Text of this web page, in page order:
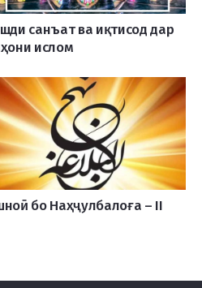
санъат ва иқтисод дар
ислом
бо Наҳҷулбалоға – II